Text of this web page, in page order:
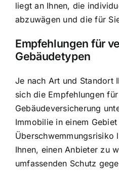
liegt an Ihnen, die
abzuwägen und die für
Empfehlungen für
Gebäudetypen
Je nach Art und Standort
sich die Empfehlungen
Gebäudeversicherung
Immobilie in einem
Überschwemmungsrisiko
Ihnen, einen Anbieter zu
umfassenden Schutz